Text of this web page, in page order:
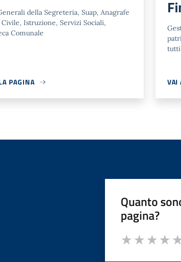
della Segreteria, Suap, Anagrafe
Civile, Istruzione, Servizi Sociali,
Comunale
PAGINA
tutti
VAI
Quanto
pagina?
Valuta da 1 a 5 stelle